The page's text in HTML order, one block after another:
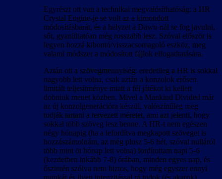
Egyrészt ott van a technikai megvalósíthatóság: a HR
Crystal Engine-je se volt az a kimondott
módosításbarát, és a helyzet a Dawn-nál se fog javulni,
sőt, gyaníthatóan még rosszabb lesz. Szóval először is
legyen hozzá kibontó/visszacsomagoló eszköz, meg
valami módszer a módosított fájlok elfogadtatására.
Aztán ott a szövegmennyiség: eredetileg a HR is sokkal
nagyobb lett volna, csak aztán a konzolok erősen
limitált teljesítménye miatt a fél játékot ki kellett
dobniuk menet közben. Mivel a Mankind Divided már
az új konzolgenerációra készül, valószínűleg meg
tudják tartani a tervezett méretet, ami azt jelenti, hogy
sokkal több szöveg lesz benne. A HR-t nem egészen
négy hónapig (ha a lefordítva megkapott szöveget is
hozzászámolnám, az még plusz 5-6 hét, szóval nulláról
több mint öt hónap lett volna) fordítottam napi 5-6
(kezdetben inkább 7-8) órában, minden egyes nap, és
őszintén szólva nem biztos, hogy még egyszer ennyi
munkát és ilyen intenzitással rá tudok (és akarok)